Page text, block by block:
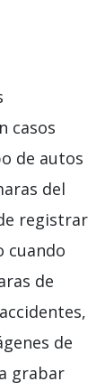
casos
de autos
del
registrar
cuando
de
de
grabar